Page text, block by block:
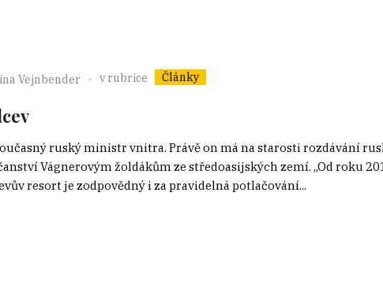
Vejnbender v rubrice Články
ruský ministr vnitra. Právě on má na starosti rozdávání
Vágnerovým žoldákům ze středoasijských zemí. „Od roku
resort je zodpovědný i za pravidelná potlačování...